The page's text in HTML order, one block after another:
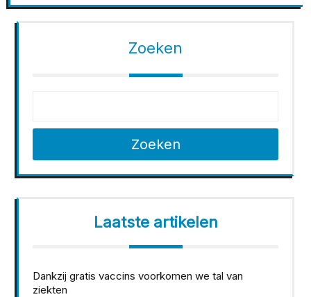
Zoeken
Zoeken
Laatste artikelen
Dankzij gratis vaccins voorkomen we tal van
ziekten